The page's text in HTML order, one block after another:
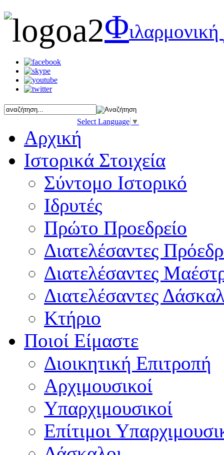
Φιλαρμονική
Select Language ▼
Αρχική
Ιστορικά Στοιχεία
Σύντομο Ιστορικό
Ιδρυτές
Πρώτο Προεδρείο
Διατελέσαντες
Διατελέσαντες
Διατελέσαντες
Κτήριο
Ποιοί Είμαστε
Διοικητική Επιτροπή
Aρχιμουσικοί
Υπαρχιμουσικοί
Επίτιμοι